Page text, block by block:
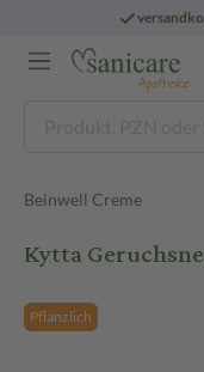
Beinwell Creme
Kytta
Pflanzlich